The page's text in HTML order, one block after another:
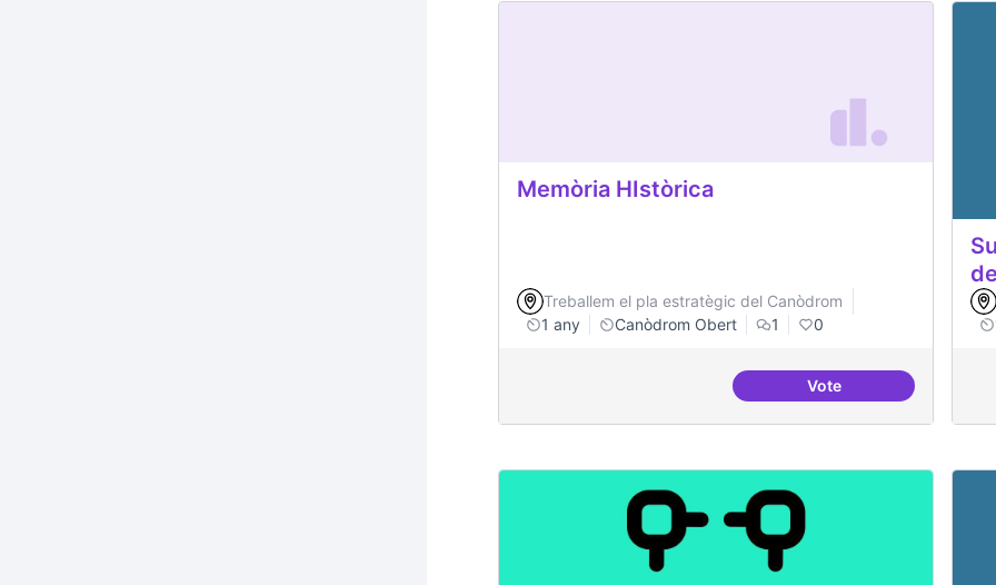
Memòria HIstòrica
Treballem el pla estratègic del Canòdrom
1 any
Canòdrom Obert 1 0
VoteMemòria HIstòrica